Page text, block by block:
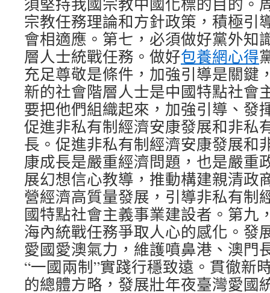
宗教任務理論和方針政策，積極引
會相適應。第七，必須做好黨外知
層人士統戰任務。做好包養網心得
充足尊敬是條件，加強引導是關鍵
新的社會階層人士是中國特點社會
要把他們組織起來，加強引導、發
促進非私有制經濟安康發展和非私
長。促進非私有制經濟安康發展和
康成長是嚴重經濟問題，也是嚴重
展幻想信心教導，推動構建親清政
營經濟高質量發展，引導非私有制
國特點社會主義事業建設者。第九
海內統戰任務爭取人心的感化。發
愛國愛澳氣力，維護噴鼻港、澳門
“一國兩制”實踐行穩致遠。貫徹新
的總體方略，發展壯年夜臺灣愛國